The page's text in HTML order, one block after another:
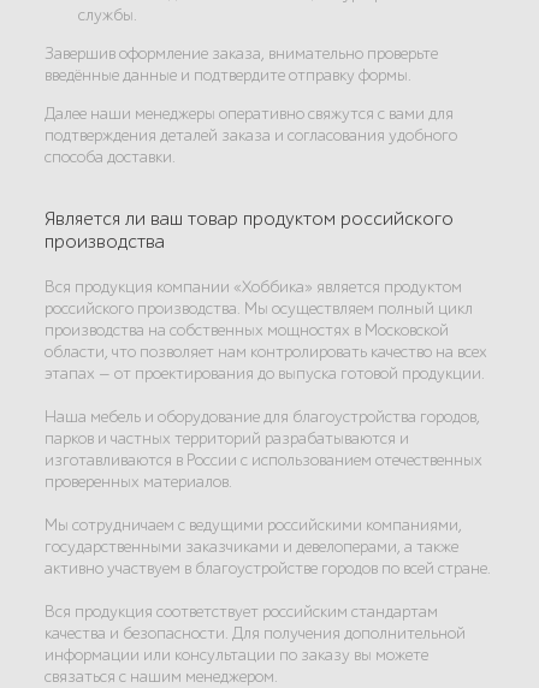
службы.
Завершив оформление заказа, внимательно проверьте
введённые данные и подтвердите отправку формы.
Далее наши менеджеры оперативно свяжутся с вами для
подтверждения деталей заказа и согласования удобного
способа доставки.
Является ли ваш товар продуктом российского
производства
Вся продукция компании «Хоббика» является продуктом
российского производства. Мы осуществляем полный цикл
производства на собственных мощностях в Московской
области, что позволяет нам контролировать качество на всех
этапах — от проектирования до выпуска готовой продукции.
Наша мебель и оборудование для благоустройства городов,
парков и частных территорий разрабатываются и
изготавливаются в России с использованием отечественных
проверенных материалов.
Мы сотрудничаем с ведущими российскими компаниями,
государственными заказчиками и девелоперами, а также
активно участвуем в благоустройстве городов по всей стране.
Вся продукция соответствует российским стандартам
качества и безопасности. Для получения дополнительной
информации или консультации по заказу вы можете
связаться с нашим менеджером.